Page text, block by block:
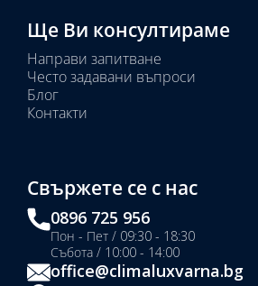
Ще Ви консултираме
Направи запитване
Често задавани въпроси
Блог
Контакти
Свържете се с нас
0896 725 956
Пон - Пет / 09:30 - 18:30
Събота / 10:00 - 14:00
office@climaluxvarna.bg